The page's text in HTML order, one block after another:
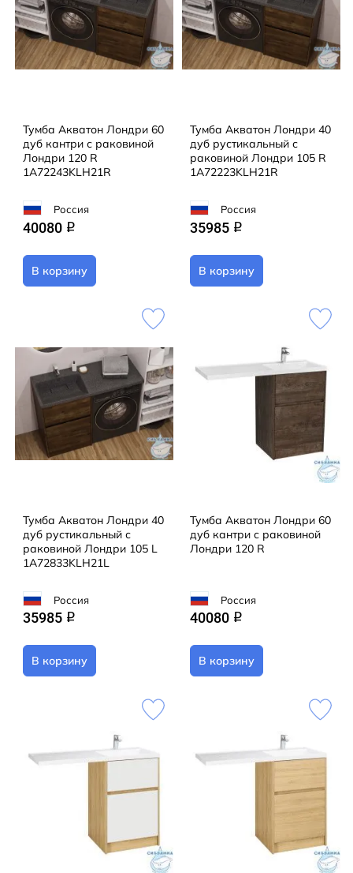
Тумба Акватон Лондри 60
дуб кантри с раковиной
Лондри 120 R
1A72243KLH21R
Россия
40080 q
В корзину
Тумба Акватон Лондри 40
дуб рустикальный с
раковиной Лондри 105 R
1A72223KLH21R
Россия
35985 q
В корзину
Тумба Акватон Лондри 40
дуб рустикальный с
раковиной Лондри 105 L
1A72833KLH21L
Россия
35985 q
В корзину
Тумба Акватон Лондри 60
дуб кантри с раковиной
Лондри 120 R
Россия
40080 q
В корзину